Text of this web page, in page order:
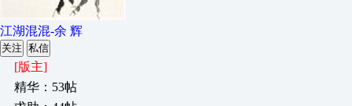
江湖混混-余 辉
关注 私信
[版主]
精华：53帖